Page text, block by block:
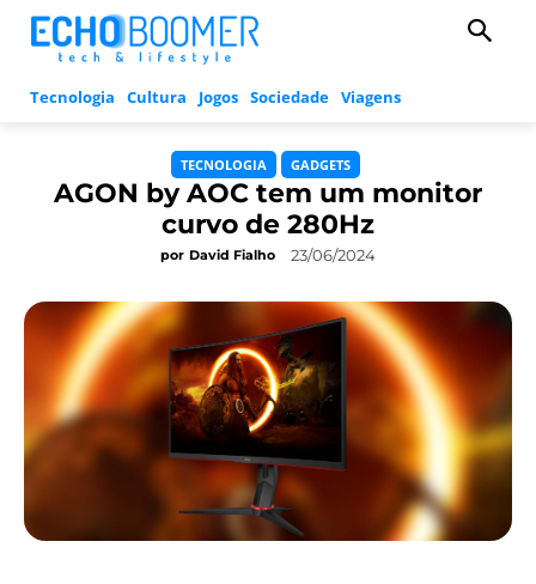
Tecnologia Cultura Jogos Sociedade Viagens
TECNOLOGIA GADGETS
AGON by AOC tem um monitor
curvo de 280Hz
por David Fialho 23/06/2024